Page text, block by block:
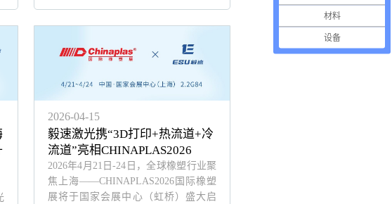
2026-04-15
毅速激光携“3D打印+热流道+冷
流道”亮相CHINAPLAS2026
2026年4月21日-24日，全球橡塑行业聚
焦上海——CHINAPLAS2026国际橡塑
展将于国家会展中心（虹桥）盛大启
材料
设备